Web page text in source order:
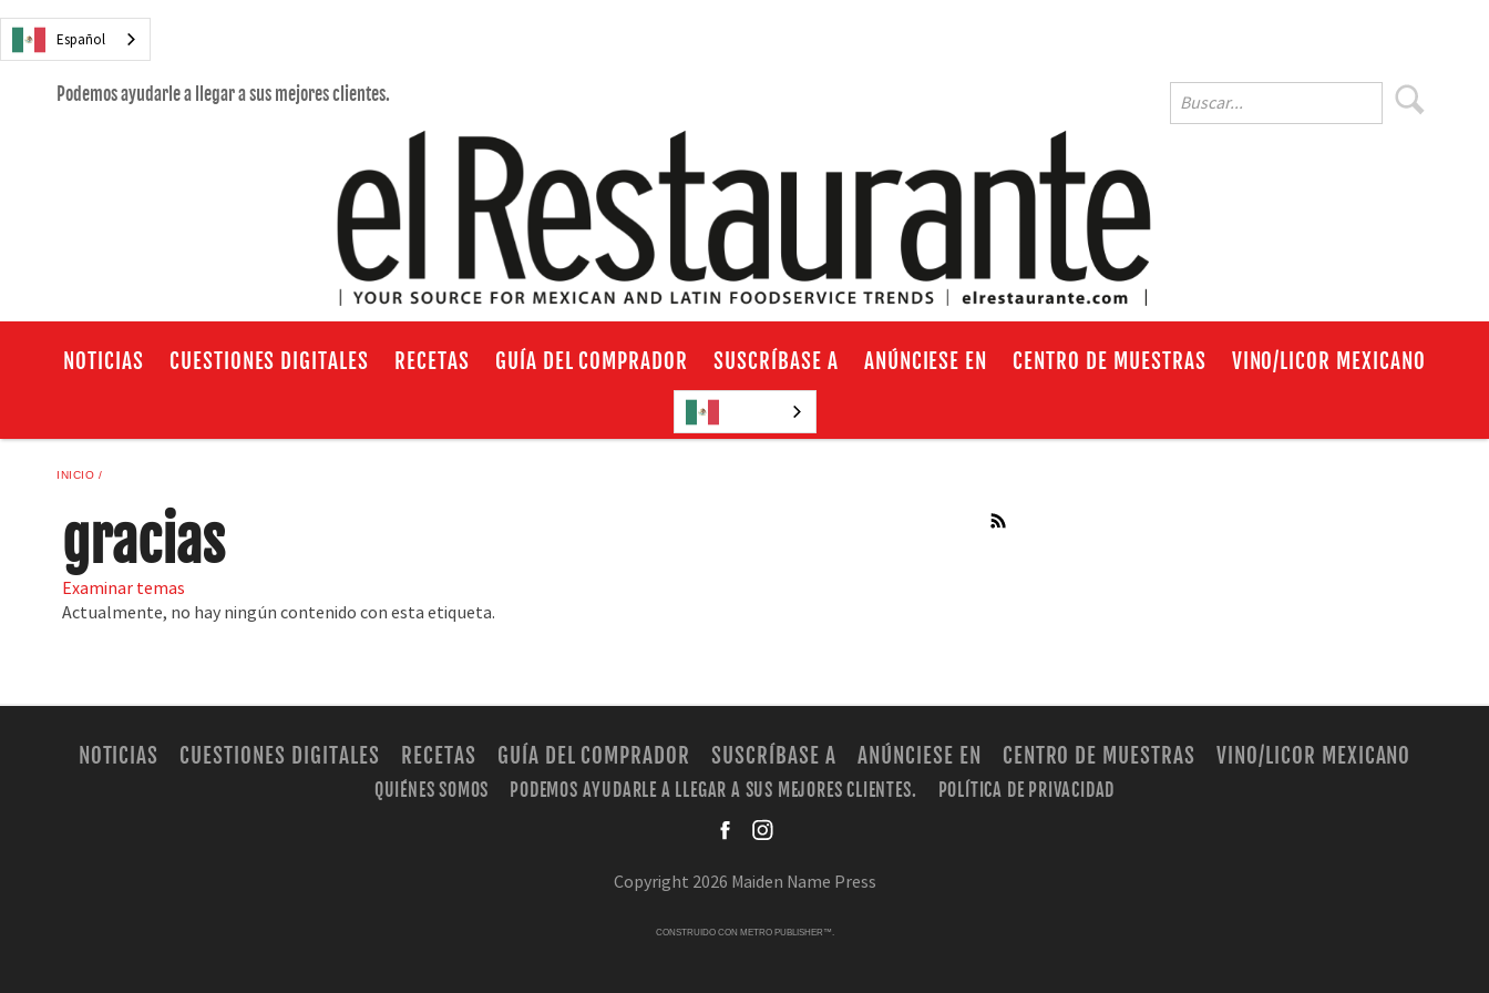
Español
Podemos ayudarle a llegar a sus mejores clientes.
NOTICIAS CUESTIONES DIGITALES RECETAS GUÍA DEL COMPRADOR SUSCRÍBASE A ANÚNCIESE EN CENTRO DE MUESTRAS VINO/LICOR MEXICANO
INICIO
gracias
Examinar temas
Actualmente, no hay ningún contenido con esta etiqueta.
NOTICIAS CUESTIONES DIGITALES RECETAS GUÍA DEL COMPRADOR SUSCRÍBASE A ANÚNCIESE EN CENTRO DE MUESTRAS VINO/LICOR MEXICANO
QUIÉNES SOMOS PODEMOS AYUDARLE A LLEGAR A SUS MEJORES CLIENTES.
POLÍTICA DE PRIVACIDAD
Copyright 2026 Maiden Name Press
CONSTRUIDO CON METRO PUBLISHER™.